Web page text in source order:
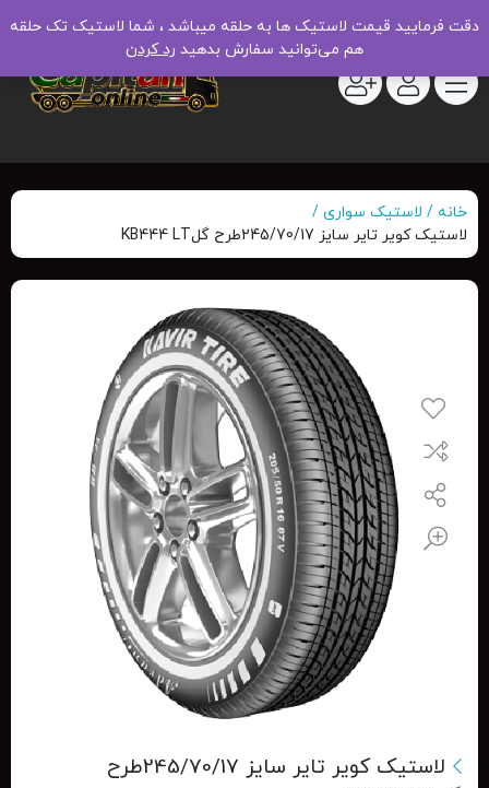
خانه
لاستیک سواری
لاستیک کویر تایر سایز 245/70/17طرح گلKB444 LT
لاستیک کویر تایر سایز 245/70/17طرح
دقت فرمایید قیمت لاستیک ها به حلقه میباشد ، شما لاستیک تک حلقه
هم می‌توانید سفارش بدهید رد کردن